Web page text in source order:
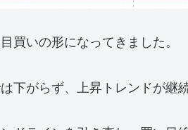
買いの形になってきました。
下がらず、上昇トレンドが継